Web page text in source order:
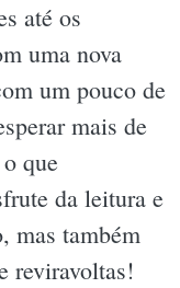
até os
uma nova
um pouco de
mais de
que
da leitura e
mas também
reviravoltas!